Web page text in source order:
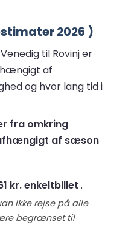
2026 )
til Rovinj er
af
og hvor lang tid i
fra omkring
afhængigt af sæson
kr. enkeltbillet .
ikke rejse på alle
begrænset til